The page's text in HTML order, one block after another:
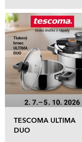
TESCOMA ULTIMA
DUO